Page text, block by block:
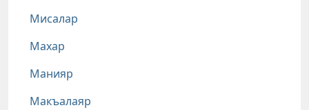
Мисалар
Махар
Манияр
Макъалаяр